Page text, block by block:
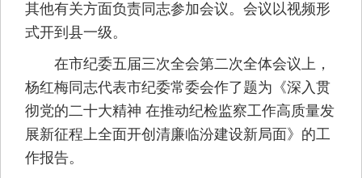
其他有关方面负责同志参加会议。会议以视频形
式开到县一级。
在市纪委五届三次全会第二次全体会议上，
杨红梅同志代表市纪委常委会作了题为《深入贯
彻党的二十大精神 在推动纪检监察工作高质量发
展新征程上全面开创清廉临汾建设新局面》的工
作报告。